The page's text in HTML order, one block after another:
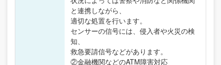
と連携しながら、
適切な処置を行います。
センサーの信号には、侵入者や火災の検
知、
救急要請信号などがあります。
②金融機関などのATM障害対応